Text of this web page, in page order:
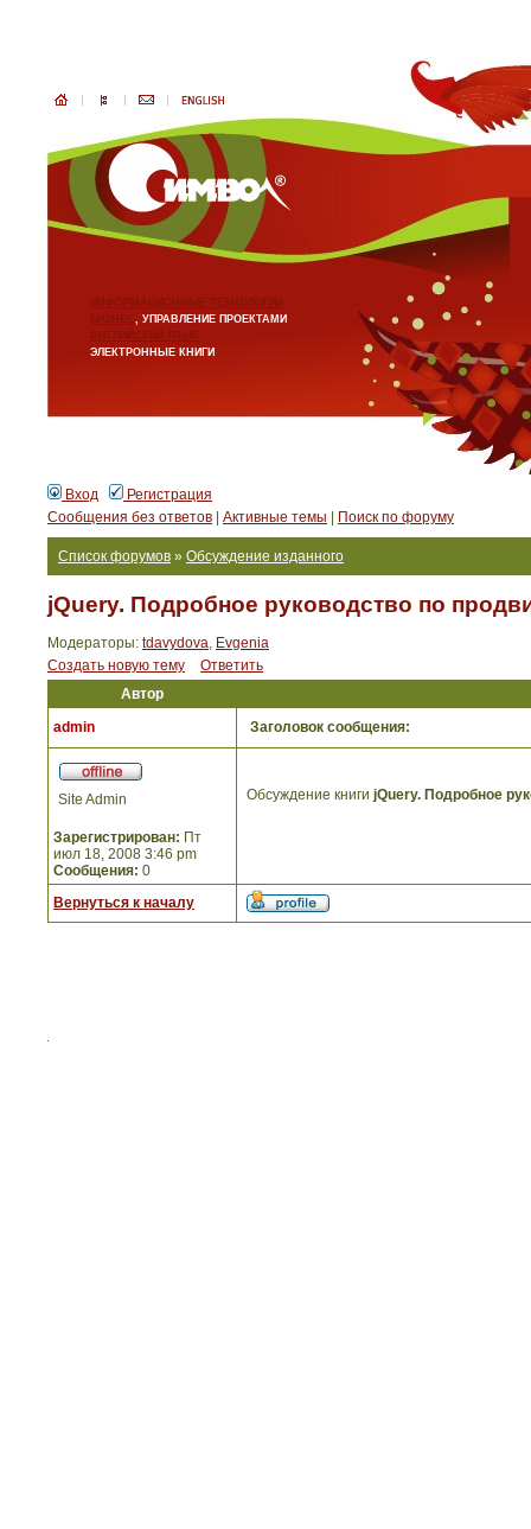
ИНФОРМАЦИОННЫЕ ТЕХНОЛОГИИ
БИЗНЕС, УПРАВЛЕНИЕ ПРОЕКТАМИ
АНГЛИЙСКИЙ ЯЗЫК
ЭЛЕКТРОННЫЕ КНИГИ
Вход
Регистрация
Сообщения без ответов
Активные темы Поиск по форуму
Список форумов » Обсуждение изданного
jQuery. Подробное руководство по
Модераторы: tdavydova, Evgenia
Создать новую тему
Ответить
Автор
admin
Заголовок сообщения:
Site Admin
Зарегистрирован: Пт
июл 18, 2008 3:46 pm
Сообщения: 0
Обсуждение книги jQuery. Подробное
Вернуться к началу